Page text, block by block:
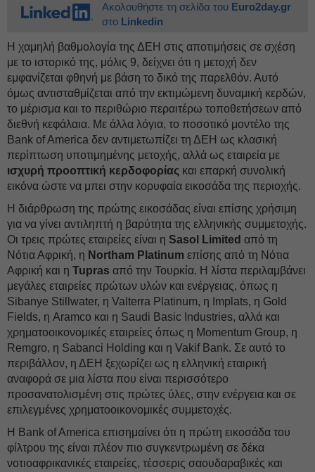
Ακολουθήστε τη σελίδα του Euro2day.gr
στο Linkedin
Η χαμηλή βαθμολογία της ΔEΗ στις αποτιμήσεις σε σχέση
με το ιστορικό της, μόλις 9, δείχνει ότι η μετοχή δεν
εμφανίζεται φθηνή με βάση το δικό της παρελθόν. Αυτό
όμως αντισταθμίζεται από την εκτιμώμενη δυναμική κερδών,
το μέρισμα και το περιθώριο περαιτέρω τοποθετήσεων από
διεθνή κεφάλαια. Με άλλα λόγια, το ποσοτικό μοντέλο της
Bank of America δεν αντιμετωπίζει τη ΔEΗ ως κλασική
περίπτωση υποτιμημένης μετοχής, αλλά ως εταιρεία με
ισχυρή προοπτική κερδοφορίας και επαρκή συνολική
εικόνα ώστε να μπει στην κορυφαία εικοσάδα της περιοχής.
Η διάρθρωση της πρώτης εικοσάδας είναι επίσης χρήσιμη
για να γίνει αντιληπτή η βαρύτητα της ελληνικής συμμετοχής.
Οι τρεις πρώτες εταιρείες είναι η Sasol Limited από τη
Νότια Αφρική, η Northam Platinum επίσης από τη Νότια
Αφρική και η Tupras από την Τουρκία. Η λίστα περιλαμβάνει
μεγάλες εταιρείες πρώτων υλών και ενέργειας, όπως η
Sibanye Stillwater, η Valterra Platinum, η Implats, η Gold
Fields, η Aramco και η Saudi Basic Industries, αλλά και
χρηματοοικονομικές εταιρείες όπως η Momentum Group, η
Remgro, η Sabanci Holding και η Vakif Bank. Σε αυτό το
περιβάλλον, η ΔEΗ ξεχωρίζει ως η ελληνική εταιρική
αναφορά σε μια λίστα που είναι περισσότερο
προσανατολισμένη στις πρώτες ύλες, στην ενέργεια και σε
επιλεγμένες χρηματοοικονομικές συμμετοχές.
Η Bank of America επισημαίνει ότι η πρώτη εικοσάδα του
φίλτρου της είναι πλέον πιο συγκεντρωμένη σε δέκα
νοτιοαφρικανικές εταιρείες, τέσσερις σαουδαραβικές και